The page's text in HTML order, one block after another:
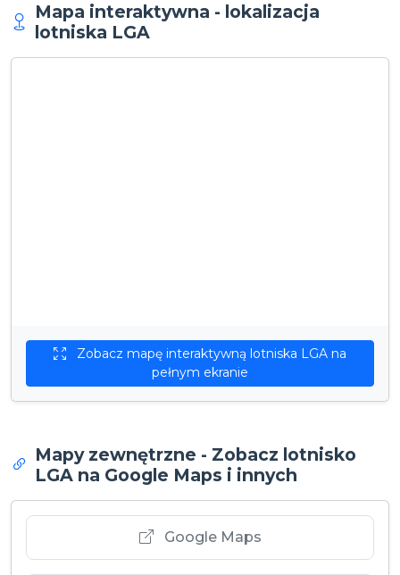
Mapa interaktywna - lokalizacja
lotniska LGA
pełnym ekranie
Mapy zewnętrzne - Zobacz lotnisko
LGA na Google Maps i innych
Google Maps